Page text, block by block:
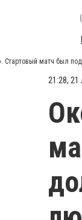
Стартовый матч был
21:28, 21